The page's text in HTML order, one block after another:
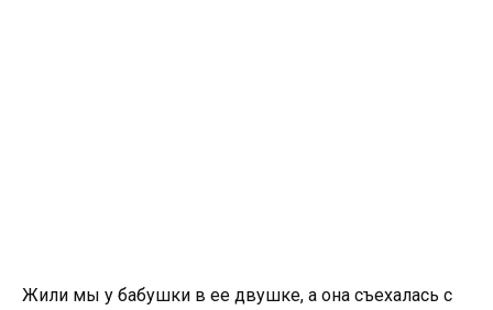
Жили мы у бабушки в ее двушке, а она съехалась с